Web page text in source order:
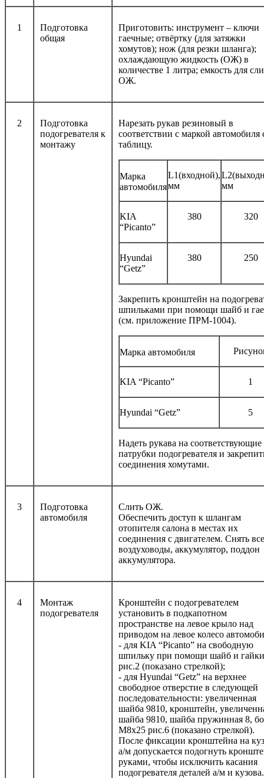
1
Подготовка
общая
Приготовить: инструмент – ключи
гаечные; отвёртку (для затяжки
хомутов); нож (для резки шланга);
охлаждающую жидкость (ОЖ) в
количестве 1 литра; емкость для
ОЖ.
2
Подготовка
подогревателя к
монтажу
Нарезать рукав резиновый в
соответствии с маркой автомобиля
таблицу.
Марка
автомобиля
L1(входной),
мм
мм
KIA
“Picanto”
380 320
Hyundai
“Getz”
380 250
Закрепить кронштейн на
шпильками при помощи шайб и
(см. приложение ПРМ-1004).
Марка автомобиля
KIA “Picanto” 1
Hyundai “Getz” 5
Надеть рукава на соответствующие
патрубки подогревателя и
соединения хомутами.
3
Подготовка
автомобиля
Слить ОЖ.
Обеспечить доступ к шлангам
отопителя салона в местах их
соединения с двигателем. Снять все
воздуховоды, аккумулятор, поддон
аккумулятора.
4
Монтаж
подогревателя
Кронштейн с подогревателем
установить в подкапотном
пространстве на левое крыло над
приводом на левое колесо
- для KIA “Picanto” на свободную
шпильку при помощи шайб и
рис.2 (показано стрелкой);
- для Hyundai “Getz” на верхнее
свободное отверстие в следующей
последовательности: увеличенная
шайба 9810, кронштейн,
шайба 9810, шайба пружинная 8,
М8х25 рис.6 (показано стрелкой).
После фиксации кронштейна на
а/м допускается подогнуть
руками, чтобы исключить касания
подогревателя деталей а/м и кузова.